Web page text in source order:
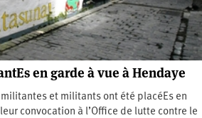
en garde à vue à Hendaye
et militants ont été placéEs en
convocation à l’Office de lutte contre le